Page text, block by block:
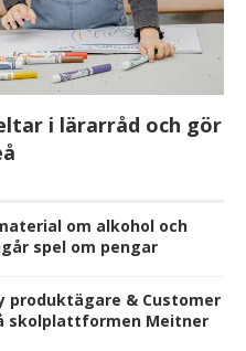
i lärarråd och gör
om alkohol och
spel om pengar
produktägare & Customer
skolplattformen Meitner